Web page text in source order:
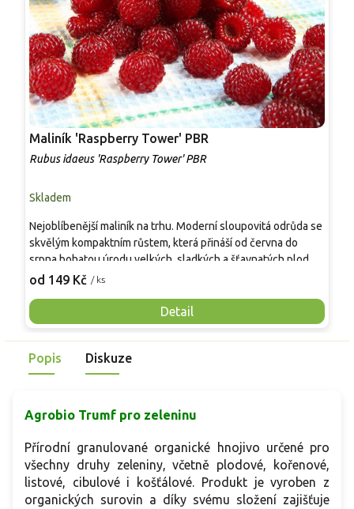
Maliník 'Raspberry Tower' PBR
Rubus idaeus 'Raspberry Tower' PBR
Skladem
od 149 Kč / ks
Detail
Nejoblíbenější maliník na trhu. Moderní sloupovitá odrůda se
skvělým kompaktním růstem, která přináší od června do
srpna bohatou úrodu velkých, sladkých a šťavnatých plodů.
Pevné vzpřímené výhony tvoří elegantní habitus bez
Mrazuvzdornost do −25 °C a spolehlivá vitalita z něj dělají
skvělou volbu pro každého pěstitele.
Popis Diskuze
Agrobio Trumf pro zeleninu
Přírodní granulované organické hnojivo určené pro
všechny druhy zeleniny, včetně plodové, kořenové,
listové, cibulové i košťálové. Produkt je vyroben z
organických surovin a díky svému složení zajišťuje